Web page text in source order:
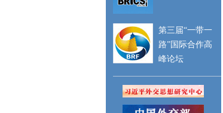
第三届“一带一
路”国际合作高
峰论坛